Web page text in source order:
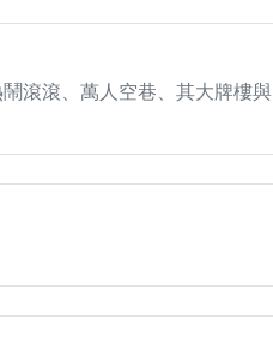
滾滾、萬人空巷、其大牌樓與